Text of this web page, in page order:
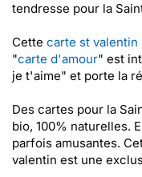
tendresse pour la
Cette carte st valentin
"carte d'amour" est
je t'aime" et porte la
Des cartes pour la
bio, 100% naturelles.
parfois amusantes.
valentin est une